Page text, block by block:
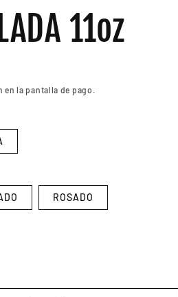
11oz
en la pantalla de pago.
ROSADO